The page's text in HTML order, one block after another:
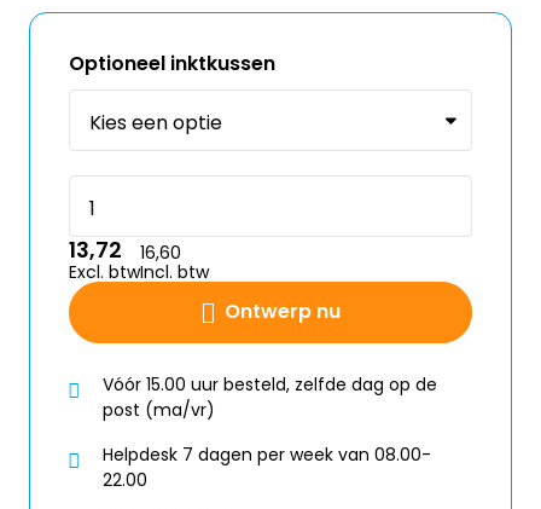
Optioneel inktkussen
Ontwerp nu
13,72
Excl. btw
16,60
Incl. btw
Vóór 15.00 uur besteld, zelfde dag op de
post (ma/vr)
Helpdesk 7 dagen per week van 08.00-
22.00